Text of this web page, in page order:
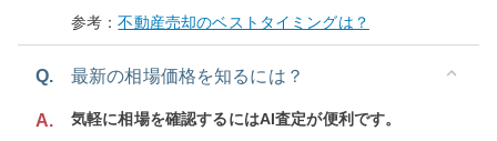
参考：不動産売却のベストタイミングは？
Q. 最新の相場価格を知るには？
A.
気軽に相場を確認するにはAI査定が便利です。